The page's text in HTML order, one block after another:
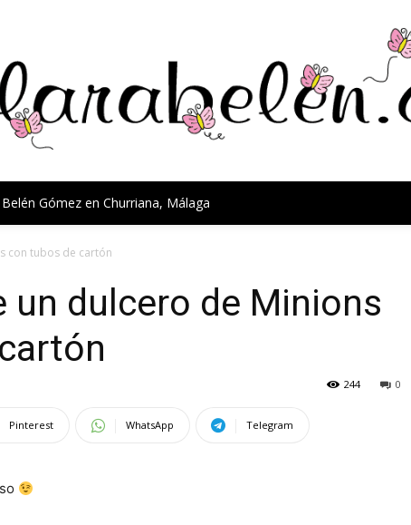
Gómez en Churriana, Málaga
con tubos de cartón
un dulcero de Minions
0
244
Pinterest WhatsApp Telegram